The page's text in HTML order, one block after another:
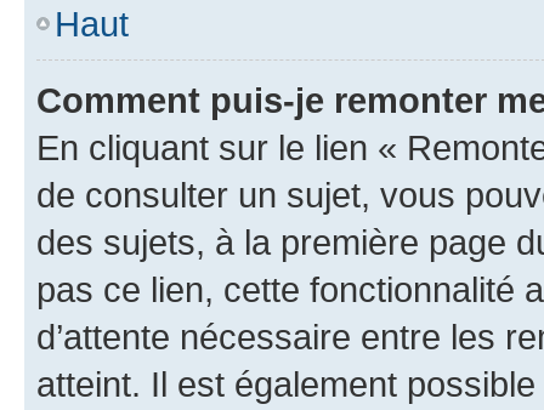
Haut
Comment puis-je remonter
En cliquant sur le lien «
de consulter un sujet, vous
des sujets, à la première page
pas ce lien, cette fonctionnalité
d’attente nécessaire entre les
atteint. Il est également